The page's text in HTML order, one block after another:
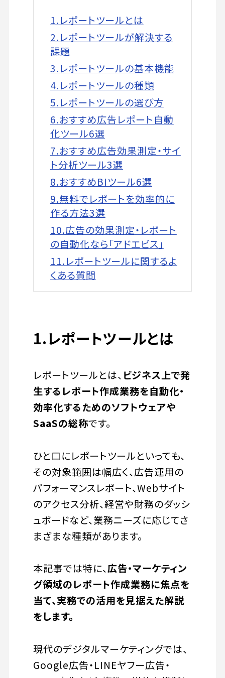
1.レポートツールとは
2.レポートツールが解決する
課題
3.レポートツールの基本機能
4.レポートツールの種類
5.レポートツールの選び方
6.おすすめ広告レポート自動
化ツール6選
7.おすすめ広告効果測定・サイ
ト分析ツール3選
8.おすすめBIツール6選
9.無料でレポートを効率的に
作る方法3選
10.広告の効果測定・レポート
の自動化なら「アドエビス」
11.レポートツールに関するよ
くある質問
1.レポートツールとは
レポートツールとは、 ビジネス上で発
生するレポート作成業務を自動化・
効率化するためのソフトウェアや
SaaSの総称です。
ひと口にレポートツールといっても、
その対象範囲は幅広く、広告運用の
パフォーマンスレポート、Webサイト
のアクセス分析、経営や財務のダッシ
ュボードなど、業務ニーズに応じてさ
まざまな種類があります。
本記事では特に、広告・マーケティン
グ領域のレポート作成業務に焦点を
当て、実務での活用を見据えた解説
をします。
現代のデジタルマーケティングでは、
Google広告・LINEヤフー広告・